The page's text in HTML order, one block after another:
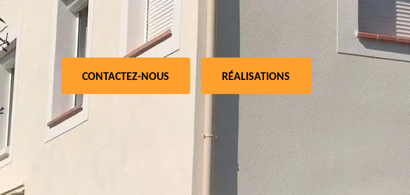
CONTACTEZ-NOUS RÉALISATIONS